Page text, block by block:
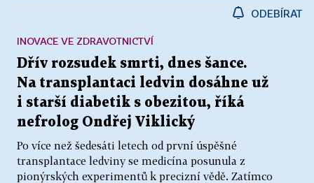
ODEBÍRAT
Dřív rozsudek smrti, dnes šance.
Na transplantaci ledvin dosáhne už
i starší diabetik s obezitou, říká
nefrolog Ondřej Viklický
Po více než šedesáti letech od první úspěšné
transplantace ledviny se medicína posunula z
pionýrských experimentů k precizní vědě. Zatímco
INOVACE VE ZDRAVOTNICTVÍ